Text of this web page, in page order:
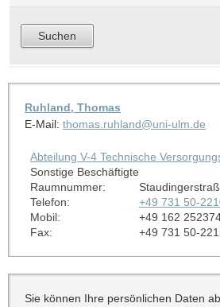
Ruhland, Thomas
E-Mail: thomas.ruhland@uni-ulm.de
Abteilung V-4 Technische
Sonstige Beschäftigte
Raumnummer:
Telefon:
+49 731 50-
Mobil:
+49 162
Fax:
+49 731 50-
Sie können Ihre persönlichen Daten